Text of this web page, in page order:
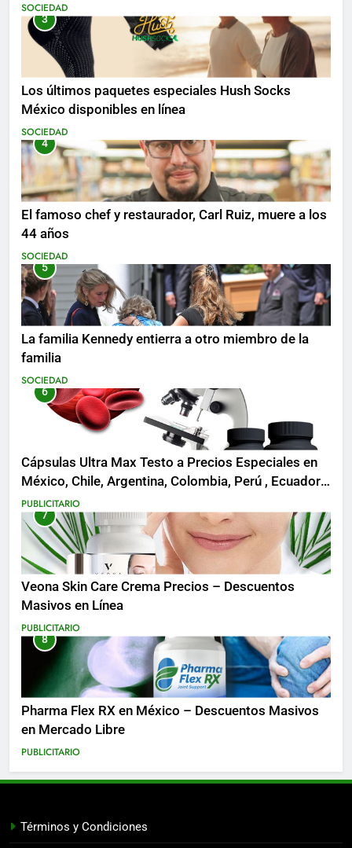
SOCIEDAD
3
Los últimos paquetes especiales Hush Socks
México disponibles en línea
SOCIEDAD
4
El famoso chef y restaurador, Carl Ruiz, muere a los
44 años
SOCIEDAD
5
La familia Kennedy entierra a otro miembro de la
familia
SOCIEDAD
6
Cápsulas Ultra Max Testo a Precios Especiales en
México, Chile, Argentina, Colombia, Perú , Ecuador,
Costa Rica y Más
PUBLICITARIO
7
Veona Skin Care Crema Precios – Descuentos
Masivos en Línea
PUBLICITARIO
8
Pharma Flex RX en México – Descuentos Masivos
en Mercado Libre
PUBLICITARIO
Términos y Condiciones